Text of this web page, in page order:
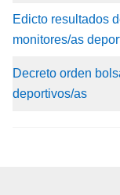
Edicto resultados
monitores/as
Decreto orden
deportivos/as